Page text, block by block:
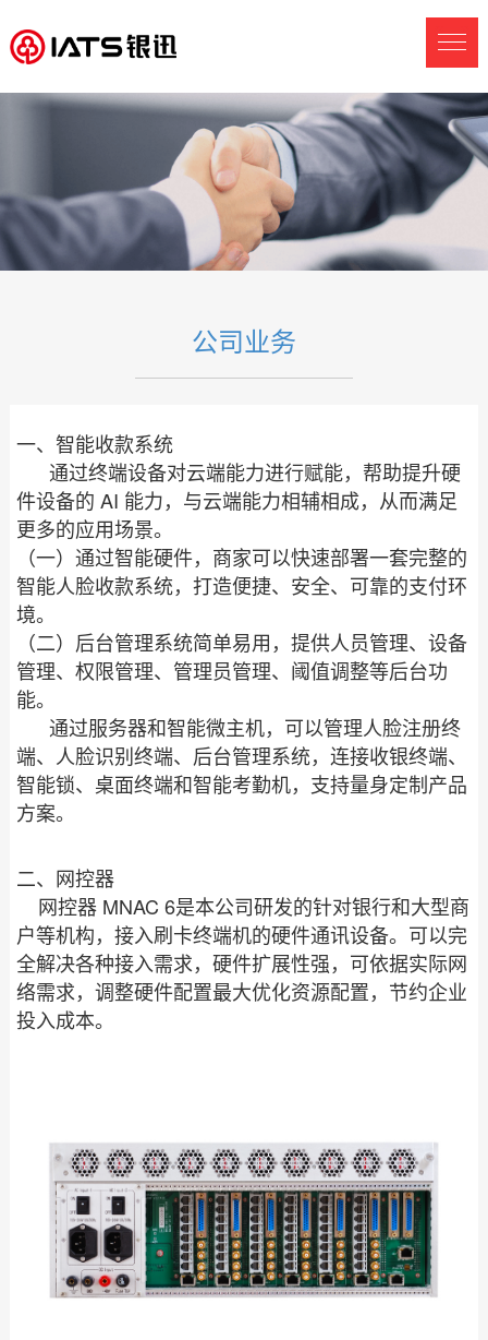
公司业务
一、智能收款系统
通过终端设备对云端能力进行赋能，帮助提升硬
件设备的 AI 能力，与云端能力相辅相成，从而满足
更多的应用场景。
（一）通过智能硬件，商家可以快速部署一套完整的
智能人脸收款系统，打造便捷、安全、可靠的支付环
境。
（二）后台管理系统简单易用，提供人员管理、设备
管理、权限管理、管理员管理、阈值调整等后台功
能。
通过服务器和智能微主机，可以管理人脸注册终
端、人脸识别终端、后台管理系统，连接收银终端、
智能锁、桌面终端和智能考勤机，支持量身定制产品
方案。
二、网控器
网控器 MNAC 6是本公司研发的针对银行和大型商
户等机构，接入刷卡终端机的硬件通讯设备。可以完
全解决各种接入需求，硬件扩展性强，可依据实际网
络需求，调整硬件配置最大优化资源配置，节约企业
投入成本。